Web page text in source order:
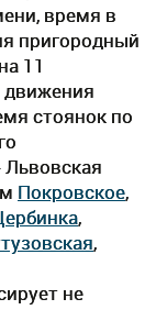
время в
пригородный
11
движения
стоянок по
Покровское,
,
,
не